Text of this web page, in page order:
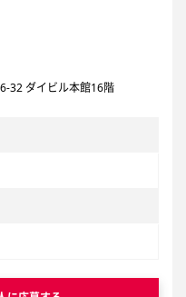
32 ダイビル本館16階